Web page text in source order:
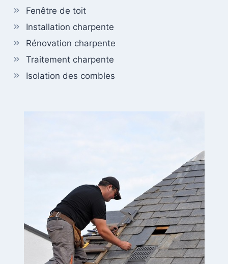
Fenêtre de toit
Installation charpente
Rénovation charpente
Traitement charpente
Isolation des combles